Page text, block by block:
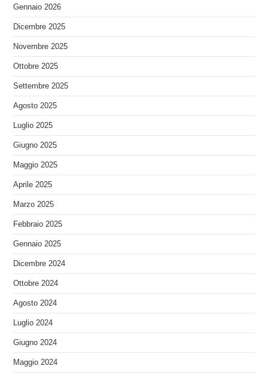
Gennaio 2026
Dicembre 2025
Novembre 2025
Ottobre 2025
Settembre 2025
Agosto 2025
Luglio 2025
Giugno 2025
Maggio 2025
Aprile 2025
Marzo 2025
Febbraio 2025
Gennaio 2025
Dicembre 2024
Ottobre 2024
Agosto 2024
Luglio 2024
Giugno 2024
Maggio 2024